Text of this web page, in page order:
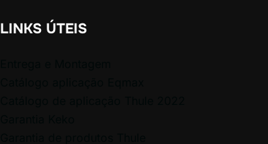
LINKS ÚTEIS